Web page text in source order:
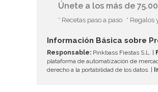
Únete a los más de
* Recetas paso a paso * Regalos
Información Básica sobre
Responsable: Pinkbass Fiestas S.L. |
plataforma de automatización de
derecho a la portabilidad de los datos. |